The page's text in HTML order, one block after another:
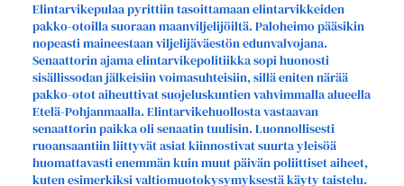
Elintarvikepulaa pyrittiin tasoittamaan elintarvikkeiden
pakko-otoilla suoraan maanviljelijöiltä. Paloheimo pääsikin
nopeasti maineestaan viljelijäväestön edunvalvojana.
Senaattorin ajama elintarvikepolitiikka sopi huonosti
sisällissodan jälkeisiin voimasuhteisiin, sillä eniten närää
pakko-otot aiheuttivat suojeluskuntien vahvimmalla alueella
Etelä-Pohjanmaalla. Elintarvikehuollosta vastaavan
senaattorin paikka oli senaatin tuulisin. Luonnollisesti
ruoansaantiin liittyvät asiat kiinnostivat suurta yleisöä
huomattavasti enemmän kuin muut päivän poliittiset aiheet,
kuten esimerkiksi valtiomuotokysymyksestä käyty taistelu.